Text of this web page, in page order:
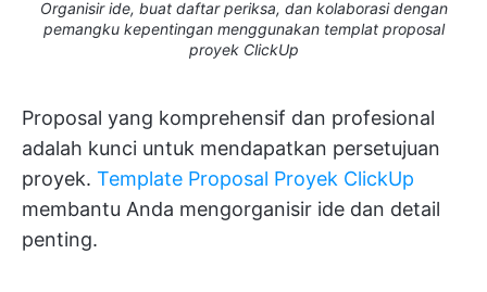
Organisir ide, buat daftar periksa, dan kolaborasi dengan
pemangku kepentingan menggunakan templat proposal
proyek ClickUp
Proposal yang komprehensif dan profesional
adalah kunci untuk mendapatkan persetujuan
proyek. Template Proposal Proyek ClickUp
membantu Anda mengorganisir ide dan detail
penting.